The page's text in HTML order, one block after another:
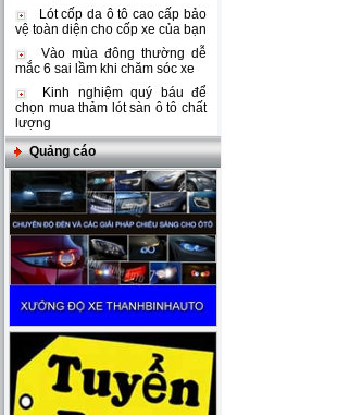
Lót cốp da ô tô cao cấp bảo
vệ toàn diện cho cốp xe của bạn
Vào mùa đông thường dễ
mắc 6 sai lầm khi chăm sóc xe
Kinh nghiệm quý báu để
chọn mua thảm lót sàn ô tô chất
lượng
Quảng cáo